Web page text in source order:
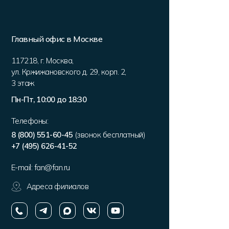
Главный офис в Москве
117218, г. Москва,
ул. Кржижановского д. 29, корп. 2,
3 этаж
Пн-Пт, 10:00 до 18:30
Телефоны:
8 (800) 551-60-45 (звонок бесплатный)
+7 (495) 626-41-52
E-mail: fan@fan.ru
Адреса филиалов